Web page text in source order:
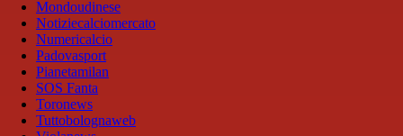
Mondoudinese
Notiziecalciomercato
Numericalcio
Padovasport
Pianetamilan
SOS Fanta
Toronews
Tuttobolognaweb